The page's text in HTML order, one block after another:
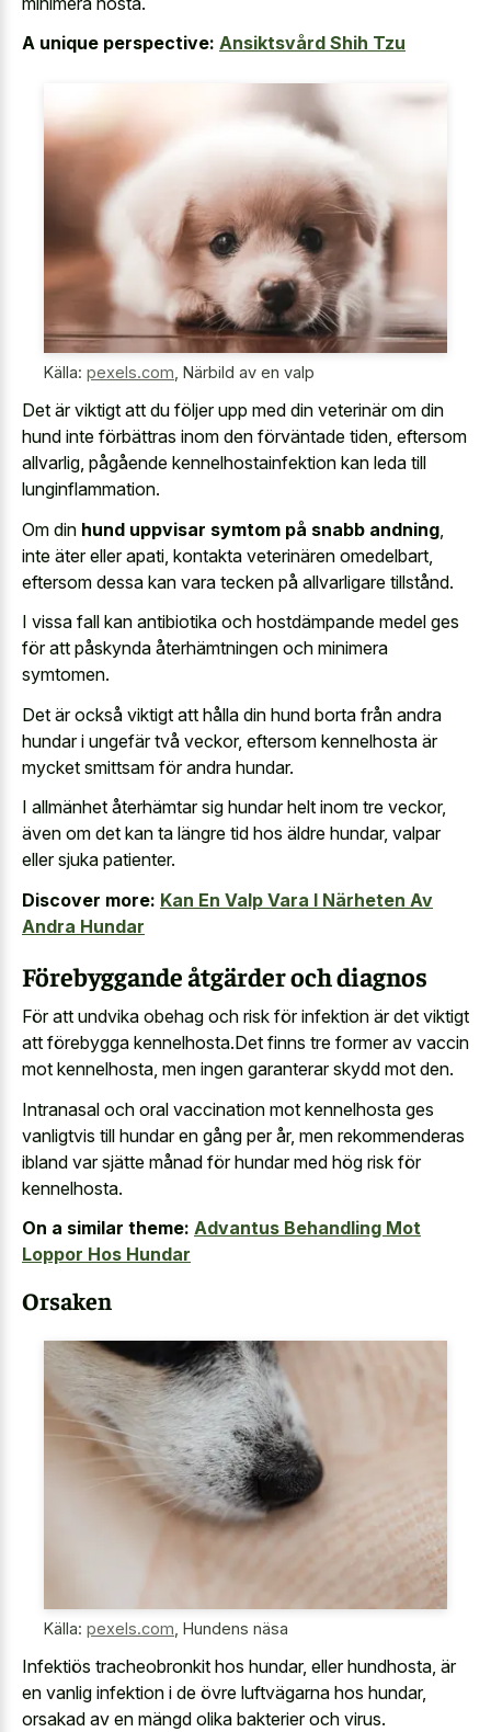
A unique perspective: Ansiktsvård Shih Tzu
Källa: pexels.com Närbild av en valp
Det är viktigt att du följer upp med din veterinär om din
hund inte förbättras inom den förväntade tiden, eftersom
allvarlig, pågående kennelhostainfektion kan leda till
lunginflammation.
Om din hund uppvisar symtom på snabb andning
inte äter eller apati, kontakta veterinären omedelbart,
eftersom dessa kan vara tecken på allvarligare tillstånd.
I vissa fall kan antibiotika och hostdämpande medel ges
för att påskynda återhämtningen och minimera
symtomen.
Det är också viktigt att hålla din hund borta från andra
hundar i ungefär två veckor, eftersom kennelhosta är
mycket smittsam för andra hundar.
I allmänhet återhämtar sig hundar helt inom tre veckor,
även om det kan ta längre tid hos äldre hundar, valpar
eller sjuka patienter.
Discover more: Kan En Valp Vara I Närheten Av
Andra Hundar
Förebyggande åtgärder och diagnos
För att undvika obehag och risk för infektion är det viktigt
att förebygga kennelhosta.Det finns tre former av vaccin
mot kennelhosta, men ingen garanterar skydd mot den.
Intranasal och oral vaccination mot kennelhosta ges
vanligtvis till hundar en gång per år, men rekommenderas
ibland var sjätte månad för hundar med hög risk för
kennelhosta.
On a similar theme: Advantus Behandling Mot
Loppor Hos Hundar
Orsaken
Källa: pexels.com Hundens näsa
Infektiös tracheobronkit hos hundar, eller hundhosta, är
en vanlig infektion i de övre luftvägarna hos hundar,
orsakad av en mängd olika bakterier och virus.